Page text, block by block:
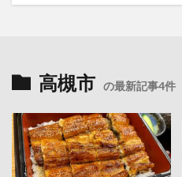
高槻市 の最新記事4件